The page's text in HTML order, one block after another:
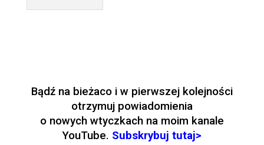
Bądź na bieżaco i w pierwszej kolejności
otrzymuj powiadomienia
o nowych wtyczkach na moim kanale
YouTube. Subskrybuj tutaj>